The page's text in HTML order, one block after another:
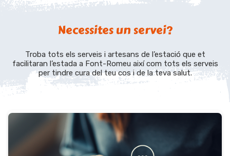
Necessites un servei?
Troba tots els serveis i artesans de l’estació que et
facilitaran l’estada a Font-Romeu així com tots els serveis
per tindre cura del teu cos i de la teva salut.